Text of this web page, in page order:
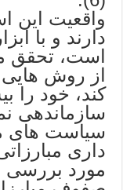
واقعیت این
دارند و با
است، تحقق
از روش
کند، خود را
سازماندهی
سیاست های
داری
مورد بررسی